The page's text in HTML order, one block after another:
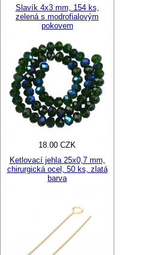
Slavík 4x3 mm, 154 ks,
zelená s modrofialovým
pokovem
18.00 CZK
Ketlovací jehla 25x0,7 mm,
chirurgická ocel, 50 ks, zlatá
barva